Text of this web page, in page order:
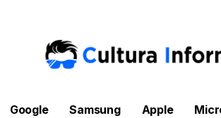
Google Samsung Apple